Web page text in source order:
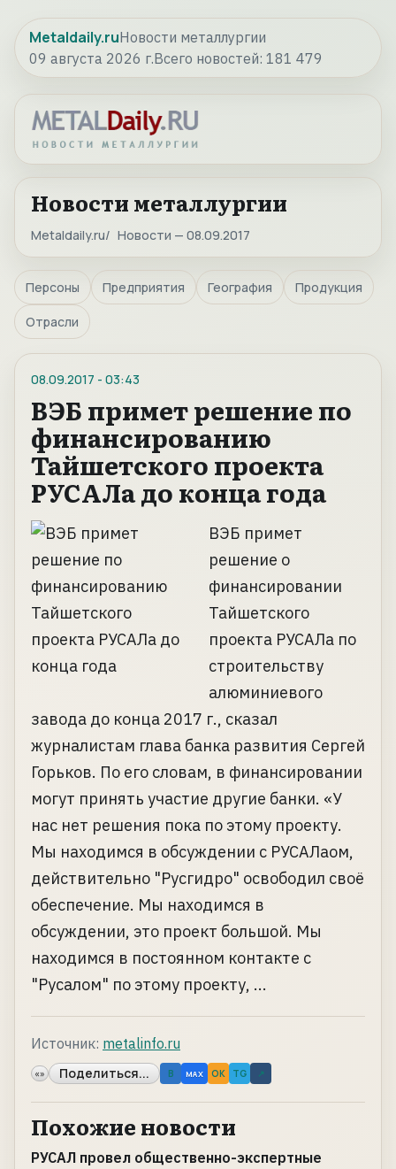
Metaldaily.ruНовости металлургии
09 августа 2026 г.Всего новостей: 181 479
Новости металлургии
Metaldaily.ru Новости — 08.09.2017
Персоны Предприятия География Продукция
Отрасли
08.09.2017 - 03:43
ВЭБ примет решение по
финансированию
Тайшетского проекта
РУСАЛа до конца года
ВЭБ примет
решение о
финансировании
Тайшетского
проекта РУСАЛа по
строительству
алюминиевого
завода до конца 2017 г., сказал
журналистам глава банка развития Сергей
Горьков. По его словам, в финансировании
могут принять участие другие банки. «У
нас нет решения пока по этому проекту.
Мы находимся в обсуждении с РУСАЛаом,
действительно "Русгидро" освободил своё
обеспечение. Мы находимся в
обсуждении, это проект большой. Мы
находимся в постоянном контакте с
"Русалом" по этому проекту, ...
Источник: metalinfo.ru
«» Поделиться... B MAX OK TG ↗
Похожие новости
РУСАЛ провел общественно-экспертные